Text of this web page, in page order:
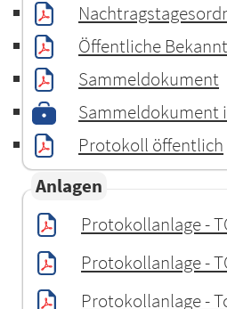
Öffentliche
Sammeldokument
Sammeldokument
Protokoll öffentlich
Anlagen
Protokollanlage -
Protokollanlage -
Protokollanlage -